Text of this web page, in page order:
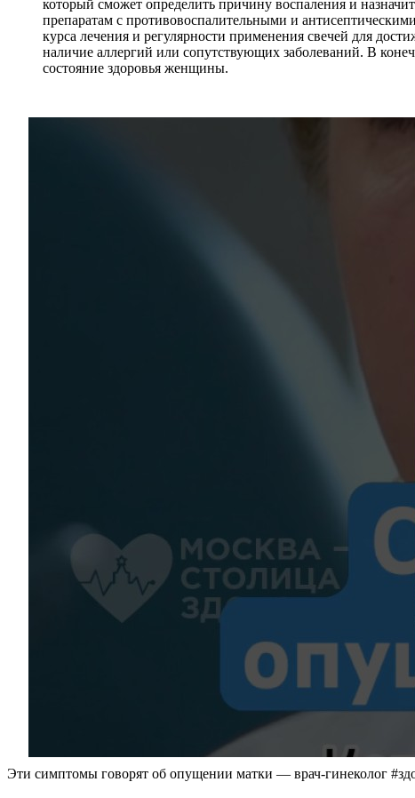
который сможет определить причину воспаления и
препаратам с противовоспалительными и
курса лечения и регулярности применения свечей для
наличие аллергий или сопутствующих заболеваний. В
состояние здоровья женщины.
Эти симптомы говорят об опущении матки — врач-гинеколог